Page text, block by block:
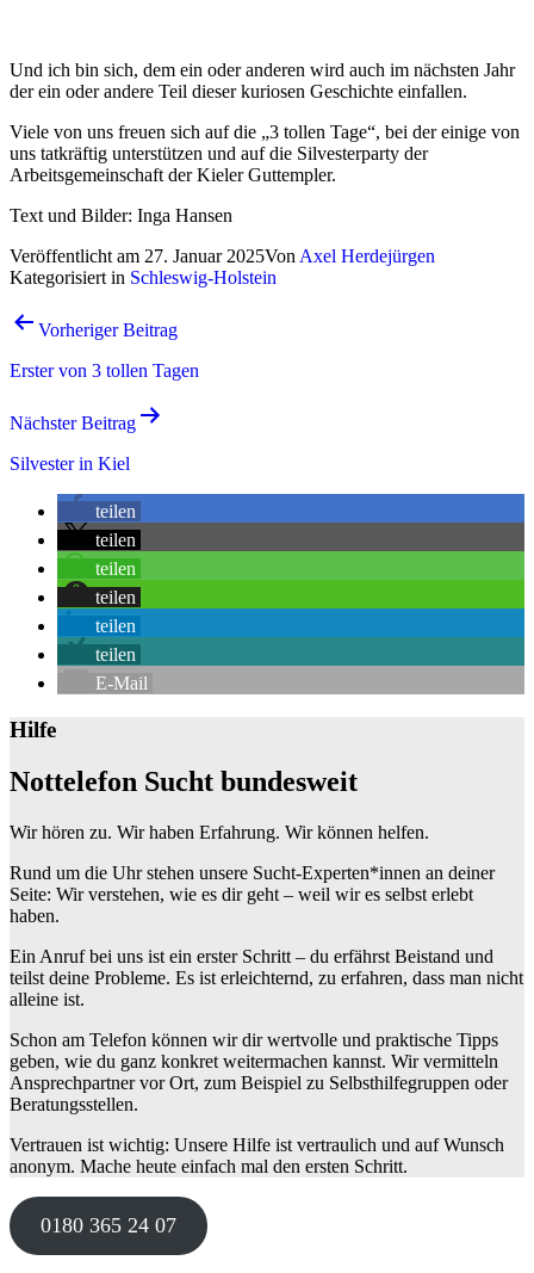
Und ich bin sich, dem ein oder anderen wird auch im nächsten Jahr
der ein oder andere Teil dieser kuriosen Geschichte einfallen.
Viele von uns freuen sich auf die „3 tollen Tage“, bei der einige von
uns tatkräftig unterstützen und auf die Silvesterparty der
Arbeitsgemeinschaft der Kieler Guttempler.
Text und Bilder: Inga Hansen
Veröffentlicht am 27. Januar 2025Von Axel Herdejürgen
Kategorisiert in Schleswig-Holstein
Beitrags-
Vorheriger Beitrag
Erster von 3 tollen Tagen
Nächster Beitrag
Silvester in Kiel
teilen
teilen
teilen
teilen
teilen
teilen
E-Mail
Hilfe
Nottelefon Sucht bundesweit
Wir hören zu. Wir haben Erfahrung. Wir können helfen.
Rund um die Uhr stehen unsere Sucht-Experten*innen an deiner
Seite: Wir verstehen, wie es dir geht – weil wir es selbst erlebt
haben.
Ein Anruf bei uns ist ein erster Schritt – du erfährst Beistand und
teilst deine Probleme. Es ist erleichternd, zu erfahren, dass man nicht
alleine ist.
Schon am Telefon können wir dir wertvolle und praktische Tipps
geben, wie du ganz konkret weitermachen kannst. Wir vermitteln
Ansprechpartner vor Ort, zum Beispiel zu Selbsthilfegruppen oder
Beratungsstellen.
Vertrauen ist wichtig: Unsere Hilfe ist vertraulich und auf Wunsch
anonym. Mache heute einfach mal den ersten Schritt.
0180 365 24 07